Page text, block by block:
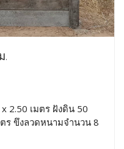
.
2.50 เมตร ฝังดิน 50
ตร ขึงลวดหนามจำนวน 8